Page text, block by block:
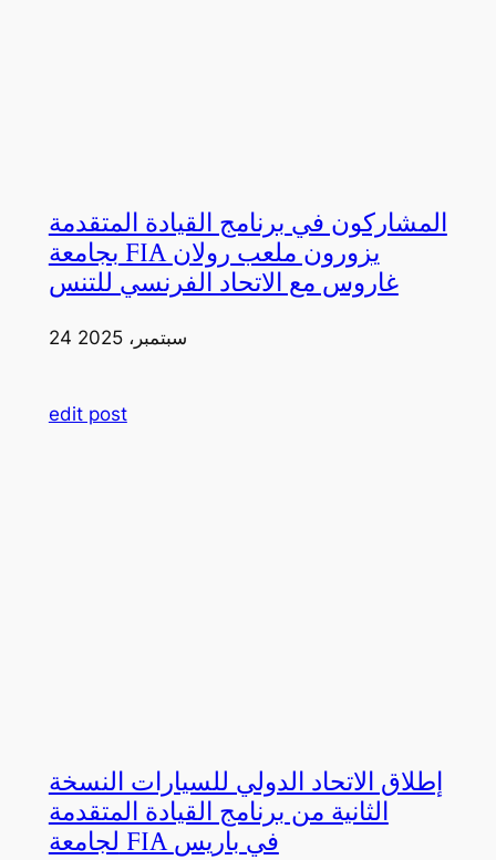
المشاركون في برنامج القيادة المتقدمة
بجامعة FIA يزورون ملعب رولان
غاروس مع الاتحاد الفرنسي للتنس
24 سبتمبر، 2025
edit post
إطلاق الاتحاد الدولي للسيارات النسخة
الثانية من برنامج القيادة المتقدمة
لجامعة FIA في باريس